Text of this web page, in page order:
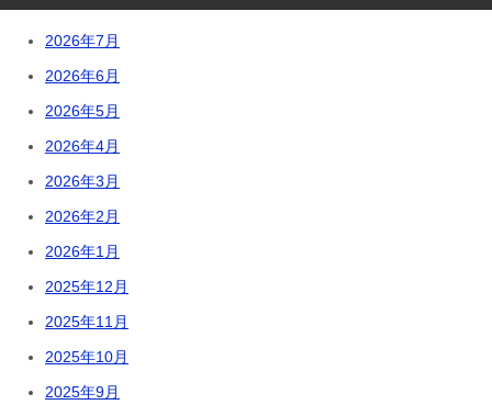
2026年7月
2026年6月
2026年5月
2026年4月
2026年3月
2026年2月
2026年1月
2025年12月
2025年11月
2025年10月
2025年9月